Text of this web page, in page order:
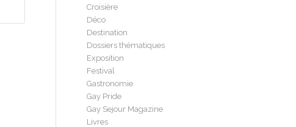
Croisière
Déco
Destination
Dossiers thématiques
Exposition
Festival
Gastronomie
Gay Pride
Gay Sejour Magazine
Livres